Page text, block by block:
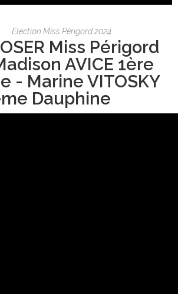
Election Miss Périgord 2024
Miss Périgord
AVICE 1ère
- Marine VITOSKY
Dauphine